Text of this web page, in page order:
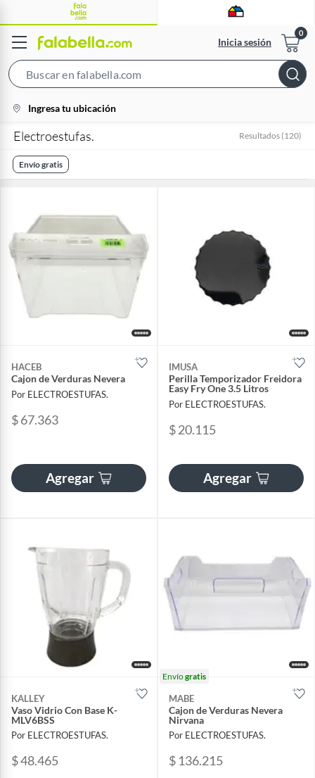
Inicia sesión
Bar
location-
icon
Ingresa tu ubicación
Electroestufas. Resultados (120)
Envío gratis
HACEB
Cajon de Verduras Nevera
Por ELECTROESTUFAS.
$ 67.363
Agregar
IMUSA
Perilla Temporizador Freidora
Easy Fry One 3.5 Litros
Por ELECTROESTUFAS.
$ 20.115
Agregar
KALLEY
Vaso Vidrio Con Base K-
MLV6BSS
Por ELECTROESTUFAS.
$ 48.465
Envíogratis
MABE
Cajon de Verduras Nevera
Nirvana
Por ELECTROESTUFAS.
$ 136.215